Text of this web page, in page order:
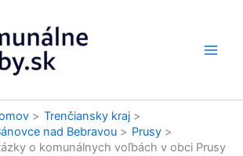
Trenčiansky kraj
nad Bebravou
Prusy
o komunálnych voľbách v obci Prusy